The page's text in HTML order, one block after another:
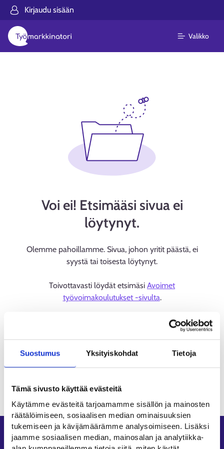
Suostumus Yksityiskohdat Tietoja
Tämä sivusto käyttää evästeitä
Käytämme evästeitä tarjoamamme sisällön ja mainosten
räätälöimiseen, sosiaalisen median ominaisuuksien
tukemiseen ja kävijämäärämme analysoimiseen. Lisäksi
jaamme sosiaalisen median, mainosalan ja analytiikka-
Kirjaudu sisään
Valikko
Voi ei! Etsimääsi sivua ei
löytynyt.
Olemme pahoillamme. Sivua, johon yritit päästä, ei
syystä tai toisesta löytynyt.
Toivottavasti löydät etsimäsi Avoimet
työvoimakoulutukset -sivulta.
Oikopolut